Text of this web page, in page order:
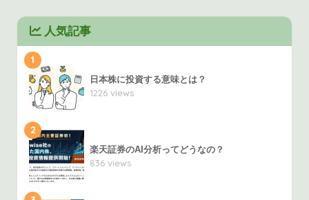
人気記事
1
日本株に投資する意味とは？
1226 views
2
楽天証券のAI分析ってどうなの？
836 views